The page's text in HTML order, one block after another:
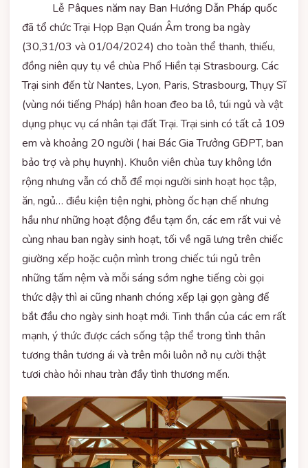
Lễ Pâques năm nay Ban Hướng Dẫn Pháp quốc
đã tổ chức Trại Họp Bạn Quán Âm trong ba ngày
(30,31/03 và 01/04/2024) cho toàn thể thanh, thiếu,
đồng niên quy tụ về chùa Phổ Hiền tại Strasbourg. Các
Trại sinh đến từ Nantes, Lyon, Paris, Strasbourg, Thụy Sĩ
(vùng nói tiếng Pháp) hân hoan đeo ba lô, túi ngủ và vật
dụng phục vụ cá nhân tại đất Trại. Trại sinh có tất cả 109
em và khoảng 20 người ( hai Bác Gia Trưởng GĐPT, ban
bảo trợ và phụ huynh). Khuôn viên chùa tuy không lớn
rộng nhưng vẫn có chỗ để mọi người sinh hoạt học tập,
ăn, ngủ… điều kiện tiện nghi, phòng ốc hạn chế nhưng
hầu như những hoạt động đều tạm ổn, các em rất vui vẻ
cùng nhau ban ngày sinh hoạt, tối về ngã lưng trên chiếc
giường xếp hoặc cuộn mình trong chiếc túi ngủ trên
những tấm nệm và mỗi sáng sớm nghe tiếng còi gọi
thức dậy thì ai cũng nhanh chóng xếp lại gọn gàng để
bắt đầu cho ngày sinh hoạt mới. Tinh thần của các em rất
mạnh, ý thức được cách sống tập thể trong tình thân
tương thân tương ái và trên môi luôn nở nụ cười thật
tươi chào hỏi nhau tràn đầy tình thương mến.